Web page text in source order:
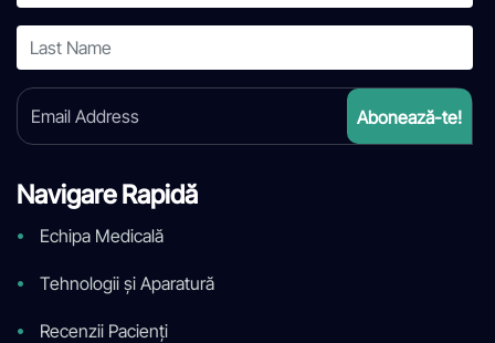
Navigare Rapidă
Echipa Medicală
Tehnologii și Aparatură
Recenzii Pacienți